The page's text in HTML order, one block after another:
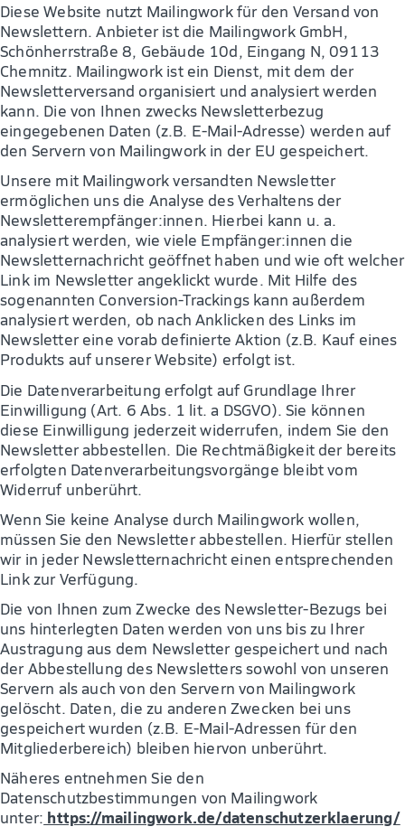
Diese Website nutzt Mailingwork für den Versand von
Newslettern. Anbieter ist die Mailingwork GmbH,
Schönherrstraße 8, Gebäude 10d, Eingang N, 09113
Chemnitz. Mailingwork ist ein Dienst, mit dem der
Newsletterversand organisiert und analysiert werden
kann. Die von Ihnen zwecks Newsletterbezug
eingegebenen Daten (z.B. E-Mail-Adresse) werden auf
den Servern von Mailingwork in der EU gespeichert.
Unsere mit Mailingwork versandten Newsletter
ermöglichen uns die Analyse des Verhaltens der
Newsletterempfänger:innen. Hierbei kann u. a.
analysiert werden, wie viele Empfänger:innen die
Newsletternachricht geöffnet haben und wie oft welcher
Link im Newsletter angeklickt wurde. Mit Hilfe des
sogenannten Conversion-Trackings kann außerdem
analysiert werden, ob nach Anklicken des Links im
Newsletter eine vorab definierte Aktion (z.B. Kauf eines
Produkts auf unserer Website) erfolgt ist.
Die Datenverarbeitung erfolgt auf Grundlage Ihrer
Einwilligung (Art. 6 Abs. 1 lit. a DSGVO). Sie können
diese Einwilligung jederzeit widerrufen, indem Sie den
Newsletter abbestellen. Die Rechtmäßigkeit der bereits
erfolgten Datenverarbeitungsvorgänge bleibt vom
Widerruf unberührt.
Wenn Sie keine Analyse durch Mailingwork wollen,
müssen Sie den Newsletter abbestellen. Hierfür stellen
wir in jeder Newsletternachricht einen entsprechenden
Link zur Verfügung.
Die von Ihnen zum Zwecke des Newsletter-Bezugs bei
uns hinterlegten Daten werden von uns bis zu Ihrer
Austragung aus dem Newsletter gespeichert und nach
der Abbestellung des Newsletters sowohl von unseren
Servern als auch von den Servern von Mailingwork
gelöscht. Daten, die zu anderen Zwecken bei uns
gespeichert wurden (z.B. E-Mail-Adressen für den
Mitgliederbereich) bleiben hiervon unberührt.
Näheres entnehmen Sie den
Datenschutzbestimmungen von Mailingwork
unter: https://mailingwork.de/datenschutzerklaerung/